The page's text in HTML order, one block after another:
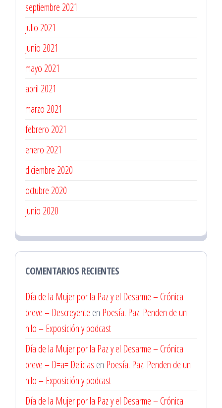
septiembre 2021
julio 2021
junio 2021
mayo 2021
abril 2021
marzo 2021
febrero 2021
enero 2021
diciembre 2020
octubre 2020
junio 2020
COMENTARIOS RECIENTES
Día de la Mujer por la Paz y el Desarme – Crónica
breve – Descreyente en Poesía. Paz. Penden de un
hilo – Exposición y podcast
Día de la Mujer por la Paz y el Desarme – Crónica
breve – D=a= Delicias en Poesía. Paz. Penden de un
hilo – Exposición y podcast
Día de la Mujer por la Paz y el Desarme – Crónica